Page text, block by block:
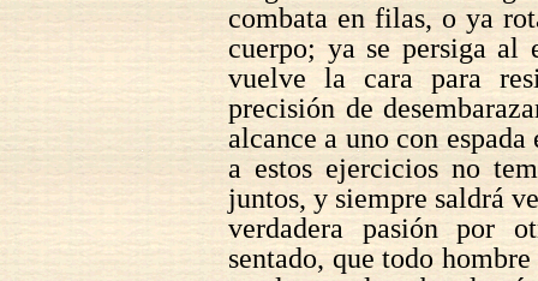
combata en filas, o ya
cuerpo; ya se persiga al
vuelve la cara para
precisión de
alcance a uno con
a estos ejercicios no
juntos, y siempre saldrá
verdadera pasión por
sentado, que todo